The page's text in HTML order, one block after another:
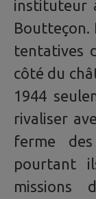
instituteur
Boutteçon.
tentatives
côté du
1944
rivaliser
ferme des
pourtant
missions